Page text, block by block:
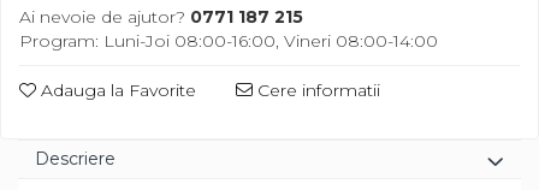
Diverse
Ai nevoie de ajutor? 0771 187 215
Program: Luni-Joi 08:00-16:00, Vineri 08:00-14:00
Adauga la Favorite Cere informatii
Descriere